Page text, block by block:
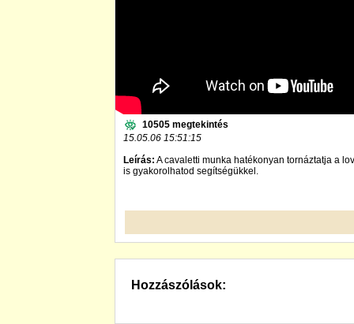
10505 megtekintés
15.05.06 15:51:15
Leírás: A cavaletti munka hatékonyan tornáztatja a
is gyakorolhatod segítségükkel.
Hozzászólások: